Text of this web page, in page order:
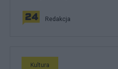
Redakcja
Kultura